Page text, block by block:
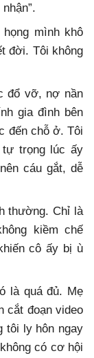
mình khô
đời. Tôi không
đổ vỡ, nợ nần
gia đình bên
đến chỗ ở. Tôi
trọng lúc ấy
cáu gắt, dễ
thường. Chỉ là
kiềm chế
cô ấy bị ù
là quá đủ. Mẹ
cắt đoạn video
tôi ly hôn ngay
có cơ hội